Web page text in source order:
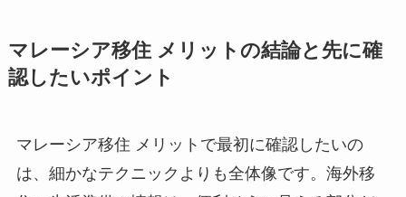
マレーシア移住 メリットの結論と先に確
認したいポイント
マレーシア移住 メリットで最初に確認したいの
は、細かなテクニックよりも全体像です。海外移